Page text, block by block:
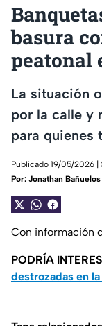
basura
peatonal
La situación
por la calle y
para quienes
Publicado 19/05/2026 |
Por: Jonathan Bañuelos
Con información
PODRÍA
destrozadas en